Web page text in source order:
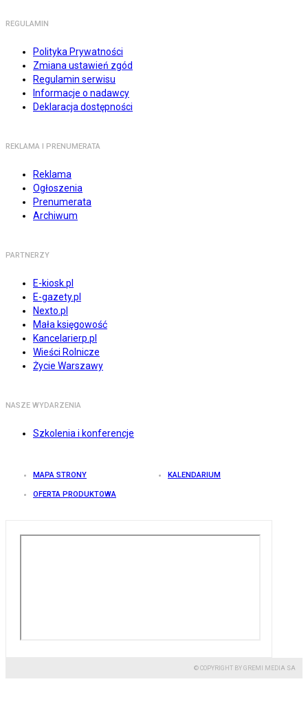
REGULAMIN
Polityka Prywatności
Zmiana ustawień zgód
Regulamin serwisu
Informacje o nadawcy
Deklaracja dostępności
REKLAMA I PRENUMERATA
Reklama
Ogłoszenia
Prenumerata
Archiwum
PARTNERZY
E-kiosk.pl
E-gazety.pl
Nexto.pl
Mała księgowość
Kancelarierp.pl
Wieści Rolnicze
Życie Warszawy
NASZE WYDARZENIA
Szkolenia i konferencje
MAPA STRONY KALENDARIUM
OFERTA PRODUKTOWA
© COPYRIGHT BY GREMI MEDIA SA